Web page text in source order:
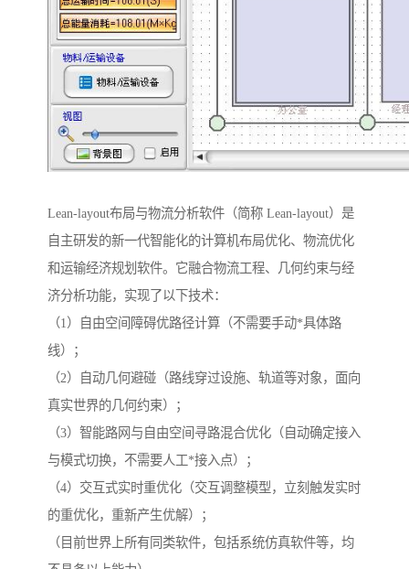
Lean-layout布局与物流分析软件（简称 Lean-layout）是
自主研发的新一代智能化的计算机布局优化、物流优化
和运输经济规划软件。它融合物流工程、几何约束与经
济分析功能，实现了以下技术：
（1）自由空间障碍优路径计算（不需要手动*具体路
线）；
（2）自动几何避碰（路线穿过设施、轨道等对象，面向
真实世界的几何约束）；
（3）智能路网与自由空间寻路混合优化（自动确定接入
与模式切换，不需要人工*接入点）；
（4）交互式实时重优化（交互调整模型，立刻触发实时
的重优化，重新产生优解）；
（目前世界上所有同类软件，包括系统仿真软件等，均